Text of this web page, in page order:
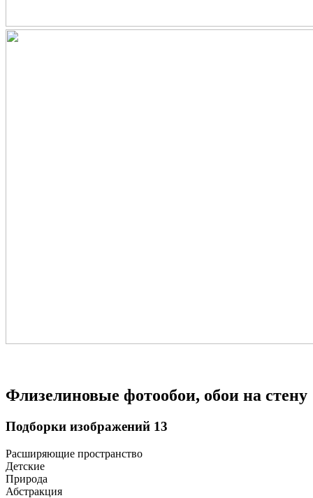
Флизелиновые фотообои, обои на стену
Подборки изображений 13
Расширяющие пространство
Детские
Природа
Абстракция